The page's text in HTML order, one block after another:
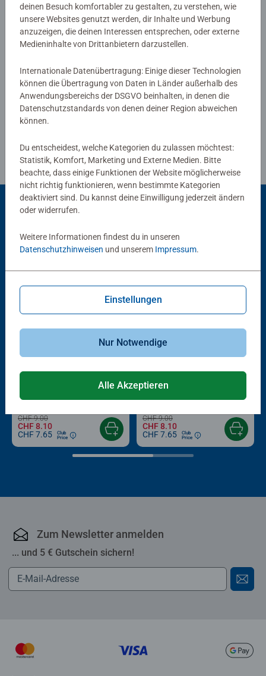
0/0
Richtlinien für Bewertungen
Andere Kunden mögen auch
Durchschnittliche Bewertung 3.0 von 5 Sternen.
Reisespiele
CHF 9.00
CHF 8.10
CHF 7.65
Club
Price
Raus in die Natur
CHF 9.00
CHF 8.10
CHF 7.65
Club
Price
Zum Newsletter anmelden
... und 5 € Gutschein sichern!
deinen Besuch komfortabler zu gestalten, zu verstehen, wie
unsere Websites genutzt werden, dir Inhalte und Werbung
anzuzeigen, die deinen Interessen entsprechen, oder externe
Medieninhalte von Drittanbietern darzustellen.
Internationale Datenübertragung: Einige dieser Technologien
können die Übertragung von Daten in Länder außerhalb des
Anwendungsbereichs der DSGVO beinhalten, in denen die
Datenschutzstandards von denen deiner Region abweichen
können.
Du entscheidest, welche Kategorien du zulassen möchtest:
Statistik, Komfort, Marketing und Externe Medien. Bitte
beachte, dass einige Funktionen der Website möglicherweise
nicht richtig funktionieren, wenn bestimmte Kategorien
deaktiviert sind. Du kannst deine Einwilligung jederzeit ändern
oder widerrufen.
Weitere Informationen findest du in unseren
Datenschutzhinweisen und unserem Impressum.
Einstellungen
Nur Notwendige
Alle Akzeptieren